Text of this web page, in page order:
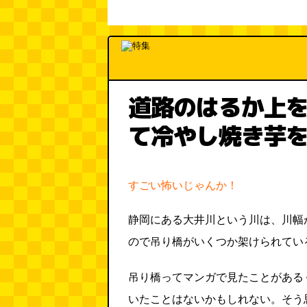
道路のはるか上
て冷やし焼き芋
すごい怖いじゃんか！
静岡にある大井川という川は、川
ので吊り橋がいくつか架けられて
吊り橋ってマンガで見たことがあ
いたことはないかもしれない。そ